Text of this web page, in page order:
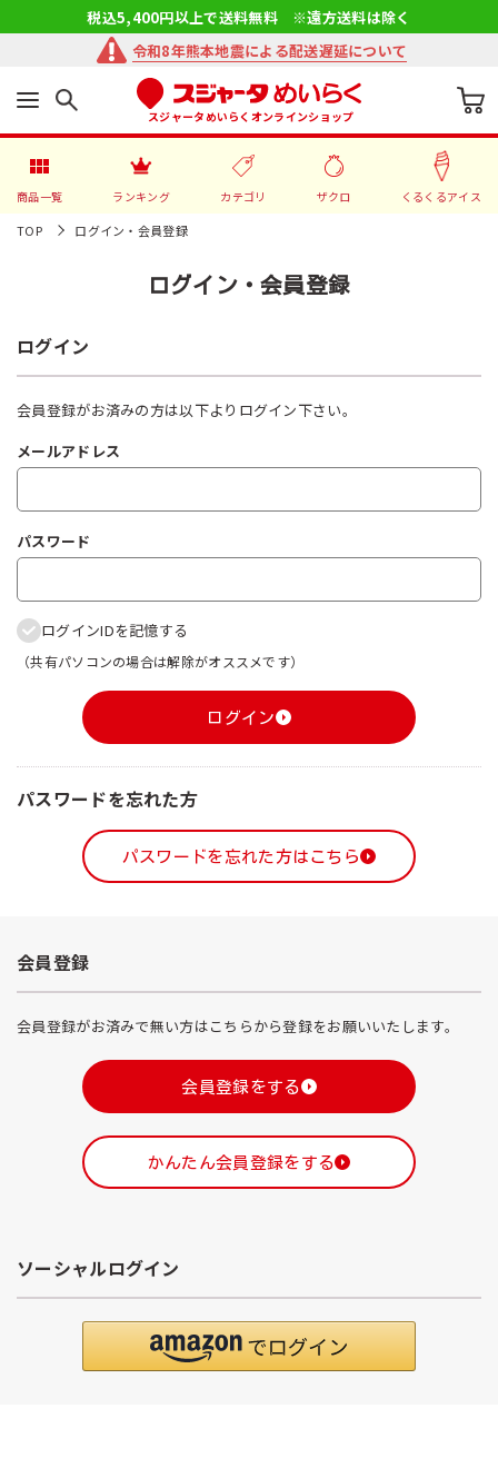
税込5,400円以上で送料無料 ※遠方送料は除く
令和8年熊本地震による配送遅延について
スジャータめいらくオンラインショップ
商品一覧 ランキング カテゴリ ザクロ くるくるアイス
TOP ログイン・会員登録
ログイン・会員登録
ログイン
会員登録がお済みの方は以下よりログイン下さい。
メールアドレス
パスワード
ログインIDを記憶する
（共有パソコンの場合は解除がオススメです）
ログイン
パスワードを忘れた方
パスワードを忘れた方はこちら
会員登録
会員登録がお済みで無い方はこちらから登録をお願いいたします。
会員登録をする
かんたん会員登録をする
ソーシャルログイン